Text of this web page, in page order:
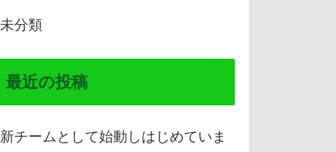
未分類
最近の投稿
新チームとして始動しはじめていま